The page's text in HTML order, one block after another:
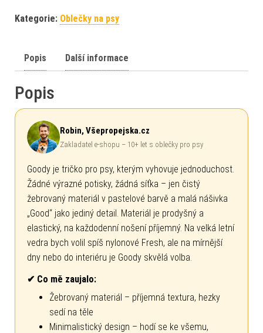
Kategorie: Oblečky na psy
Popis Další informace
Popis
Robin, Všepropejska.cz
Zakladatel e-shopu – 10+ let s oblečky pro psy
Goody je tričko pro psy, kterým vyhovuje jednoduchost.
Žádné výrazné potisky, žádná síťka – jen čistý
žebrovaný materiál v pastelové barvě a malá nášivka
„Good“ jako jediný detail. Materiál je prodyšný a
elastický, na každodenní nošení příjemný. Na velká letní
vedra bych volil spíš nylonové Fresh, ale na mírnější
dny nebo do interiéru je Goody skvělá volba.
✔ Co mě zaujalo:
Žebrovaný materiál – příjemná textura, hezky
sedí na těle
Minimalistický design – hodí se ke všemu,